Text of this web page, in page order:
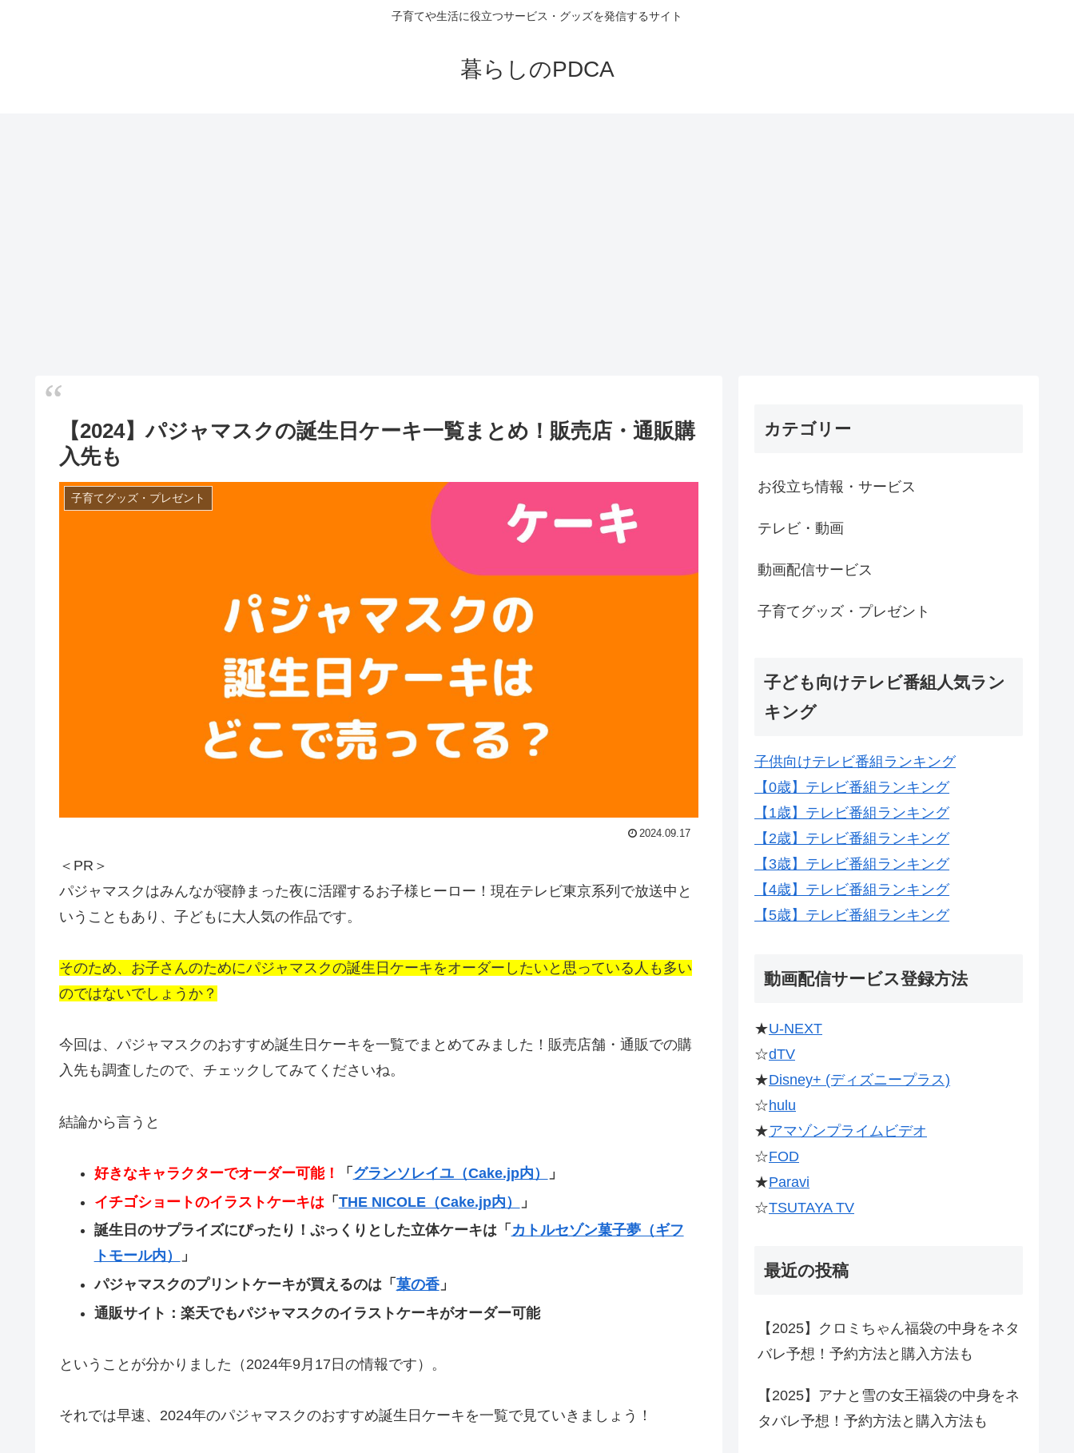
子育てや生活に役立つサービス・グッズを発信するサイト
暮らしのPDCA
【2024】パジャマスクの誕生日ケーキ一覧まとめ！販売店・通販購
入先も
子育てグッズ・プレゼント
2024.09.17
＜PR＞
パジャマスクはみんなが寝静まった夜に活躍するお子様ヒーロー！現在テレビ東京系列で放送中と
いうこともあり、子どもに大人気の作品です。
そのため、お子さんのためにパジャマスクの誕生日ケーキをオーダーしたいと思っている人も多い
のではないでしょうか？
今回は、パジャマスクのおすすめ誕生日ケーキを一覧でまとめてみました！販売店舗・通販での購
入先も調査したので、チェックしてみてくださいね。
結論から言うと
好きなキャラクターでオーダー可能！ 「 グランソレイユ（Cake.jp内）
」
イチゴショートのイラストケーキは 「 THE NICOLE（Cake.jp内）
」
誕生日のサプライズにぴったり！ぷっくりとした立体ケーキは「 カトルセゾン菓子夢（ギフ
トモール内）
」
パジャマスクのプリントケーキが買えるのは 「 菓の香」
通販サイト：楽天でもパジャマスクのイラストケーキがオーダー可能
ということが分かりました（2024年9月17日の情報です）。
それでは早速、2024年のパジャマスクのおすすめ誕生日ケーキを一覧で見ていきましょう！
カテゴリー
お役立ち情報・サービス
テレビ・動画
動画配信サービス
子育てグッズ・プレゼント
子ども向けテレビ番組人気ラン
キング
子供向けテレビ番組ランキング
【0歳】テレビ番組ランキング
【1歳】テレビ番組ランキング
【2歳】テレビ番組ランキング
【3歳】テレビ番組ランキング
【4歳】テレビ番組ランキング
【5歳】テレビ番組ランキング
動画配信サービス登録方法
★U-NEXT
☆dTV
★Disney+ (ディズニープラス)
☆hulu
★アマゾンプライムビデオ
☆FOD
★Paravi
☆TSUTAYA TV
最近の投稿
【2025】クロミちゃん福袋の中身をネタ
バレ予想！予約方法と購入方法も
【2025】アナと雪の女王福袋の中身をネ
タバレ予想！予約方法と購入方法も